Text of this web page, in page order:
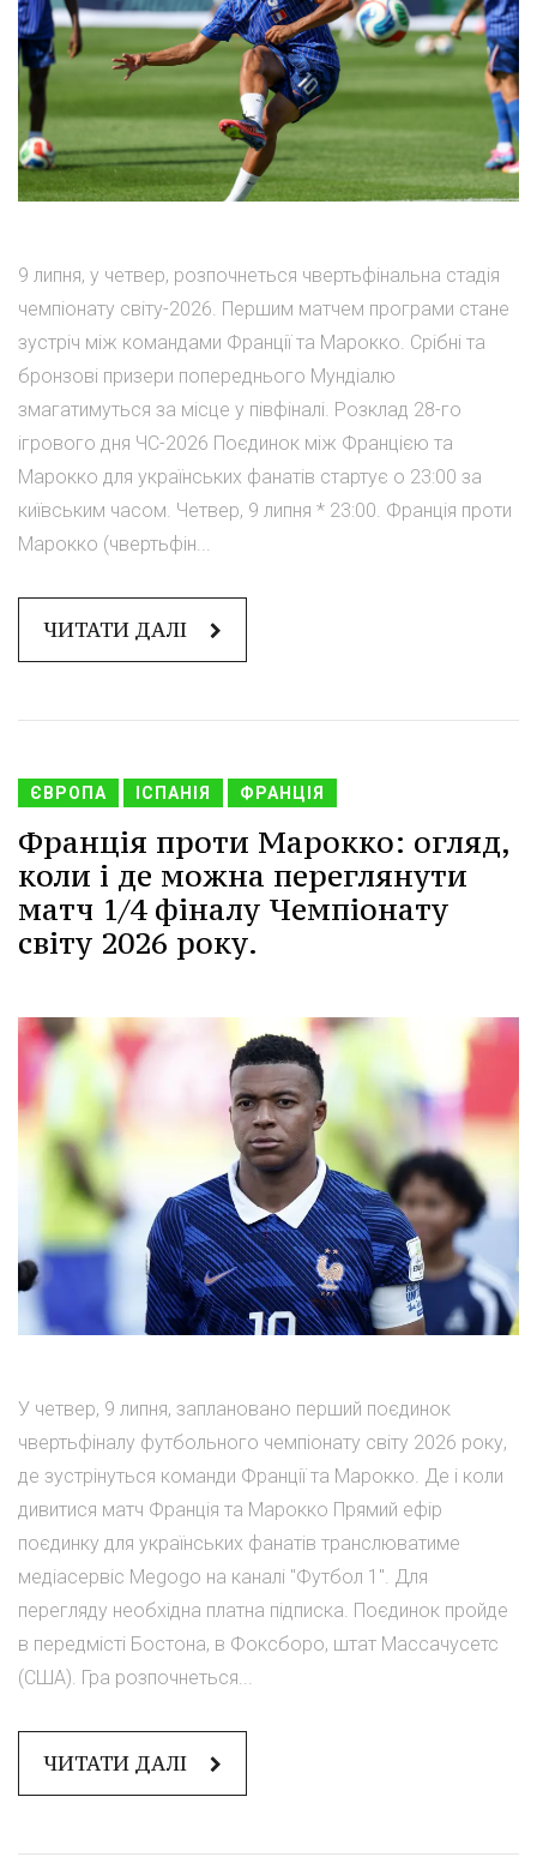
9 липня, у четвер, розпочнеться чвертьфінальна стадія
чемпіонату світу-2026. Першим матчем програми стане
зустріч між командами Франції та Марокко. Срібні та
бронзові призери попереднього Мундіалю
змагатимуться за місце у півфіналі. Розклад 28-го
ігрового дня ЧС-2026 Поєдинок між Францією та
Марокко для українських фанатів стартує о 23:00 за
київським часом. Четвер, 9 липня * 23:00. Франція проти
Марокко (чвертьфін...
ЧИТАТИ ДАЛІ
ЄВРОПА ІСПАНІЯ ФРАНЦІЯ
Франція проти Марокко: огляд,
коли і де можна переглянути
матч 1/4 фіналу Чемпіонату
світу 2026 року.
У четвер, 9 липня, заплановано перший поєдинок
чвертьфіналу футбольного чемпіонату світу 2026 року,
де зустрінуться команди Франції та Марокко. Де і коли
дивитися матч Франція та Марокко Прямий ефір
поєдинку для українських фанатів транслюватиме
медіасервіс Megogo на каналі "Футбол 1". Для
перегляду необхідна платна підписка. Поєдинок пройде
в передмісті Бостона, в Фоксборо, штат Массачусетс
(США). Гра розпочнеться...
ЧИТАТИ ДАЛІ